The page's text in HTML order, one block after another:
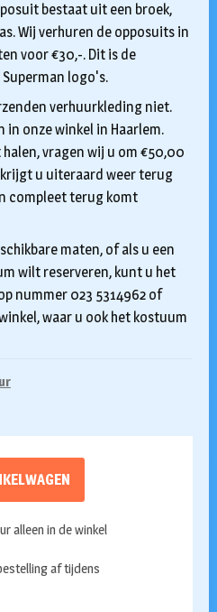
bestaat uit een broek,
Wij verhuren de opposuits in
voor €30,-. Dit is de
logo's.
verhuurkleding niet.
in onze winkel in Haarlem.
vragen wij u om €50,00
u uiteraard weer terug
compleet terug komt
maten, of als u een
wilt reserveren, kunt u het
nummer 023 5314962 of
waar u ook het kostuum
alleen in de winkel
af tijdens